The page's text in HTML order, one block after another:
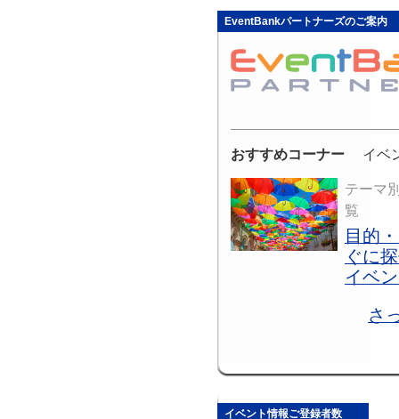
EventBankパートナーズのご案内
おすすめコーナー イベ
テーマ
覧
目的
ぐに
イベ
さ
イベント情報ご登録者数